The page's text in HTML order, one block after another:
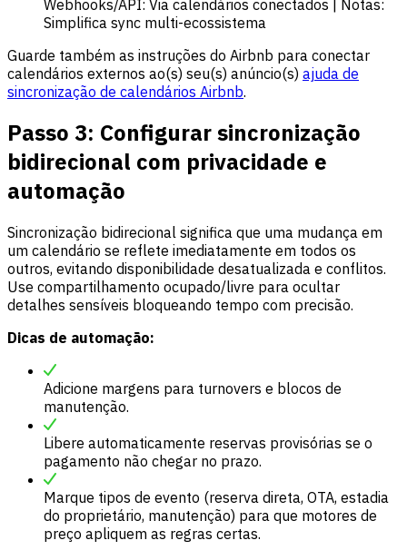
Webhooks/API: Via calendários conectados | Notas:
Simplifica sync multi-ecossistema
Guarde também as instruções do Airbnb para conectar
calendários externos ao(s) seu(s) anúncio(s) ajuda de
sincronização de calendários Airbnb.
Passo 3: Configurar sincronização
bidirecional com privacidade e
automação
Sincronização bidirecional significa que uma mudança em
um calendário se reflete imediatamente em todos os
outros, evitando disponibilidade desatualizada e conflitos.
Use compartilhamento ocupado/livre para ocultar
detalhes sensíveis bloqueando tempo com precisão.
Dicas de automação:
Adicione margens para turnovers e blocos de
manutenção.
Libere automaticamente reservas provisórias se o
pagamento não chegar no prazo.
Marque tipos de evento (reserva direta, OTA, estadia
do proprietário, manutenção) para que motores de
preço apliquem as regras certas.